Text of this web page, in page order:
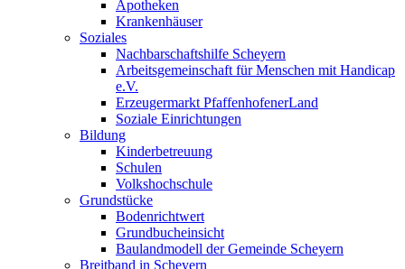
Apotheken
Krankenhäuser
Soziales
Nachbarschaftshilfe Scheyern
Arbeitsgemeinschaft für Menschen mit Handicap
e.V.
Erzeugermarkt PfaffenhofenerLand
Soziale Einrichtungen
Bildung
Kinderbetreuung
Schulen
Volkshochschule
Grundstücke
Bodenrichtwert
Grundbucheinsicht
Baulandmodell der Gemeinde Scheyern
Breitband in Scheyern